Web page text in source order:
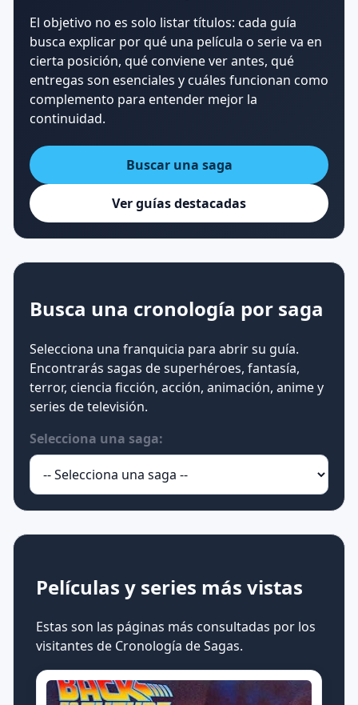
El objetivo no es solo listar títulos: cada guía
busca explicar por qué una película o serie va en
cierta posición, qué conviene ver antes, qué
entregas son esenciales y cuáles funcionan como
complemento para entender mejor la
continuidad.
Buscar una saga
Ver guías destacadas
Busca una cronología por saga
Selecciona una franquicia para abrir su guía.
Encontrarás sagas de superhéroes, fantasía,
terror, ciencia ficción, acción, animación, anime y
series de televisión.
Selecciona una saga:
Películas y series más vistas
Estas son las páginas más consultadas por los
visitantes de Cronología de Sagas.